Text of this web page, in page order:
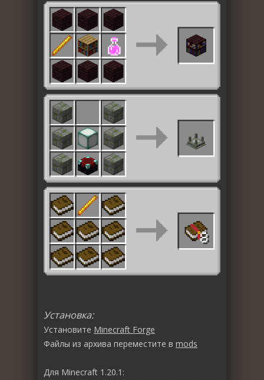
Установка:
Установите Minecraft Forge
Файлы из архива переместите в mods
Для Minecraft 1.20.1: